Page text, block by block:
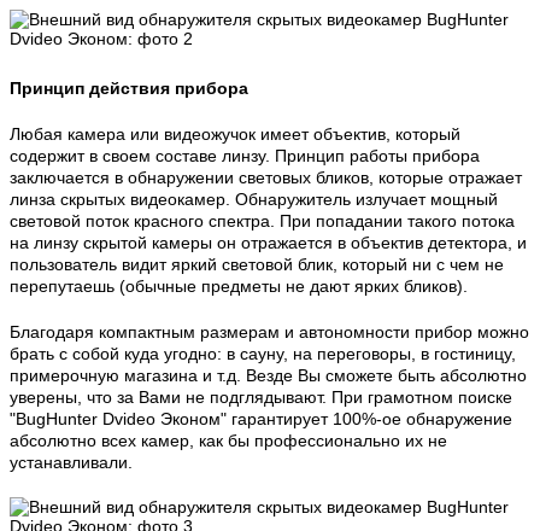
Принцип действия прибора
Любая камера или видеожучок имеет объектив, который
содержит в своем составе линзу. Принцип работы прибора
заключается в обнаружении световых бликов, которые отражает
линза скрытых видеокамер. Обнаружитель излучает мощный
световой поток красного спектра. При попадании такого потока
на линзу скрытой камеры он отражается в объектив детектора, и
пользователь видит яркий световой блик, который ни с чем не
перепутаешь (обычные предметы не дают ярких бликов).
Благодаря компактным размерам и автономности прибор можно
брать с собой куда угодно: в сауну, на переговоры, в гостиницу,
примерочную магазина и т.д. Везде Вы сможете быть абсолютно
уверены, что за Вами не подглядывают. При грамотном поиске
"BugHunter Dvideo Эконом" гарантирует 100%-ое обнаружение
абсолютно всех камер, как бы профессионально их не
устанавливали.